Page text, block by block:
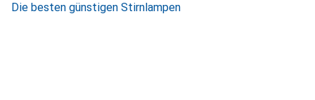
Die besten günstigen Stirnlampen